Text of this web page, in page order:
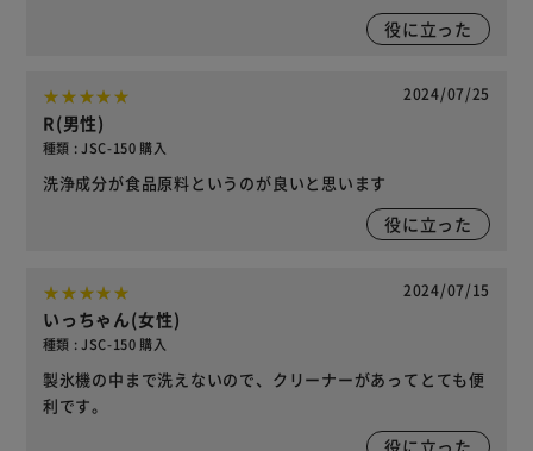
役に立った
2024/07/25
R(男性)
種類 : JSC-150 購入
洗浄成分が食品原料というのが良いと思います
役に立った
2024/07/15
いっちゃん(女性)
種類 : JSC-150 購入
製氷機の中まで洗えないので、クリーナーがあってとても便
利です。
役に立った